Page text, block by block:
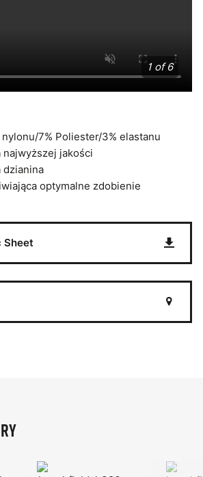
1 of 6
nylonu/7% Poliester/3% elastanu
najwyższej jakości
dzianina
optymalne zdobienie
Sheet